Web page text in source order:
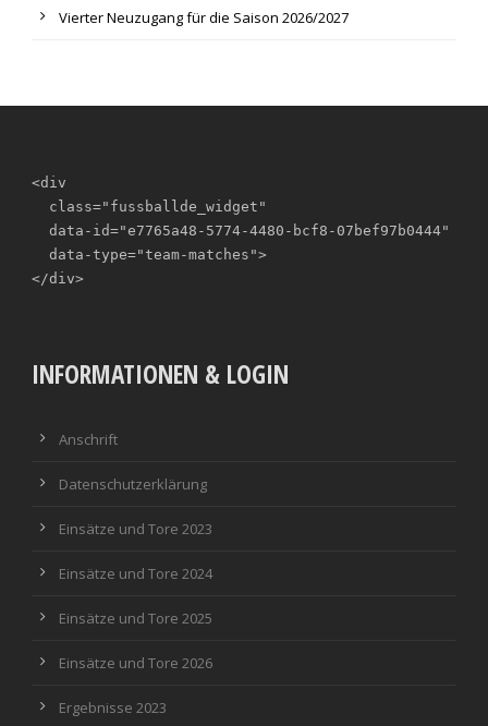
Vierter Neuzugang für die Saison 2026/2027
<div
</div>
INFORMATIONEN & LOGIN
Anschrift
Datenschutzerklärung
Einsätze und Tore 2023
Einsätze und Tore 2024
Einsätze und Tore 2025
Einsätze und Tore 2026
Ergebnisse 2023